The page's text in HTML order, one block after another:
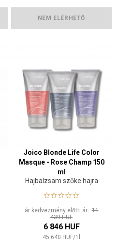
NEM ELÉRHETŐ
Joico Blonde Life Color
Masque - Rose Champ 150
ml
Hajbalzsam szőke hajra
ár kedvezmény előtti ár:11
439 HUF
6 846 HUF
45 640 HUF/1